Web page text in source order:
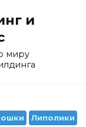
и
миру
Липолики